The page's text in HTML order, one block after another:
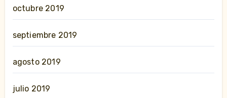
octubre 2019
septiembre 2019
agosto 2019
julio 2019